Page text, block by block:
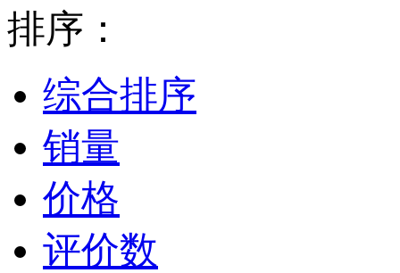
排序：
综合排序
销量
价格
评价数